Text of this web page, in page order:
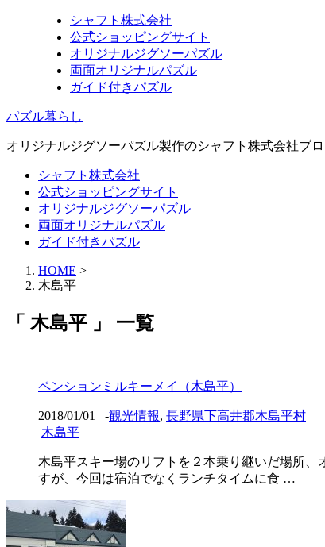
シャフト株式会社
公式ショッピングサイト
オリジナルジグソーパズル
両面オリジナルパズル
ガイド付きパズル
パズル暮らし
オリジナルジグソーパズル製作のシャフト株式会社ブ
シャフト株式会社
公式ショッピングサイト
オリジナルジグソーパズル
両面オリジナルパズル
ガイド付きパズル
HOME >
木島平
「 木島平 」 一覧
ペンションミルキーメイ（木島平）
2018/01/01 -観光情報, 長野県下高井郡木島平村
木島平
木島平スキー場のリフトを２本乗り継いだ場所
すが、今回は宿泊でなくランチタイムに食 …